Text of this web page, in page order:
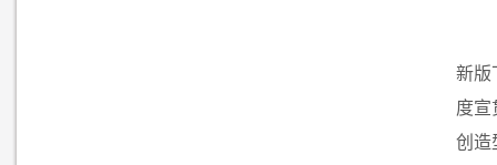
新版
度宣
创造